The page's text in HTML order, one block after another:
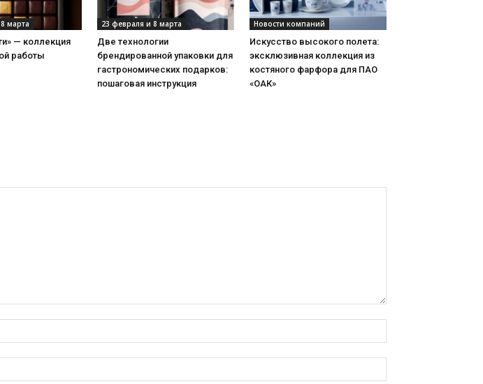
марта
— коллекция
работы
23 февраля и 8 марта
Две технологии
брендированной упаковки для
гастрономических подарков:
пошаговая инструкция
Новости компаний
Искусство высокого полета:
эксклюзивная коллекция из
костяного фарфора для ПАО
«ОАК»